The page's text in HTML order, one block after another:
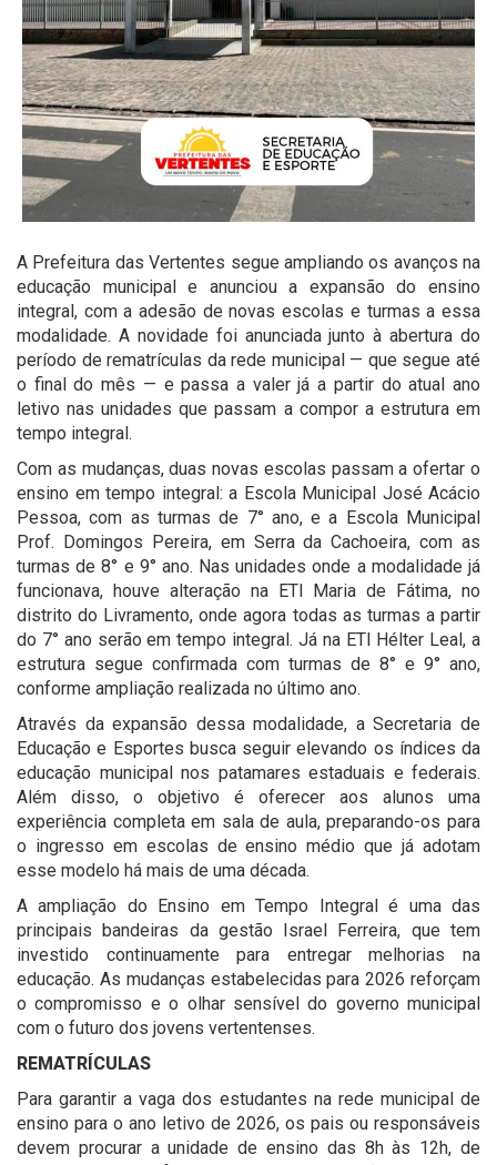
A Prefeitura das Vertentes segue ampliando os avanços na
educação municipal e anunciou a expansão do ensino
integral, com a adesão de novas escolas e turmas a essa
modalidade. A novidade foi anunciada junto à abertura do
período de rematrículas da rede municipal — que segue até
o final do mês — e passa a valer já a partir do atual ano
letivo nas unidades que passam a compor a estrutura em
tempo integral.
Com as mudanças, duas novas escolas passam a ofertar o
ensino em tempo integral: a Escola Municipal José Acácio
Pessoa, com as turmas de 7° ano, e a Escola Municipal
Prof. Domingos Pereira, em Serra da Cachoeira, com as
turmas de 8° e 9° ano. Nas unidades onde a modalidade já
funcionava, houve alteração na ETI Maria de Fátima, no
distrito do Livramento, onde agora todas as turmas a partir
do 7° ano serão em tempo integral. Já na ETI Hélter Leal, a
estrutura segue confirmada com turmas de 8° e 9° ano,
conforme ampliação realizada no último ano.
Através da expansão dessa modalidade, a Secretaria de
Educação e Esportes busca seguir elevando os índices da
educação municipal nos patamares estaduais e federais.
Além disso, o objetivo é oferecer aos alunos uma
experiência completa em sala de aula, preparando-os para
o ingresso em escolas de ensino médio que já adotam
esse modelo há mais de uma década.
A ampliação do Ensino em Tempo Integral é uma das
principais bandeiras da gestão Israel Ferreira, que tem
investido continuamente para entregar melhorias na
educação. As mudanças estabelecidas para 2026 reforçam
o compromisso e o olhar sensível do governo municipal
com o futuro dos jovens vertentenses.
REMATRÍCULAS
Para garantir a vaga dos estudantes na rede municipal de
ensino para o ano letivo de 2026, os pais ou responsáveis
devem procurar a unidade de ensino das 8h às 12h, de